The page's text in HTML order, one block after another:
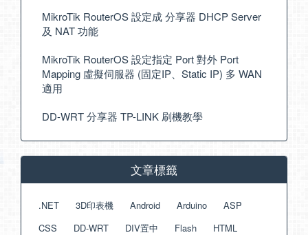
MikroTik RouterOS 設定成 分享器 DHCP Server
及 NAT 功能
MikroTik RouterOS 設定指定 Port 對外 Port
Mapping 虛擬伺服器 (固定IP、Static IP) 多 WAN
適用
DD-WRT 分享器 TP-LINK 刷機教學
文章標籤
.NET 3D印表機 Android Arduino
ASP
CSS
DD-WRT DIV置中 Flash
HTML